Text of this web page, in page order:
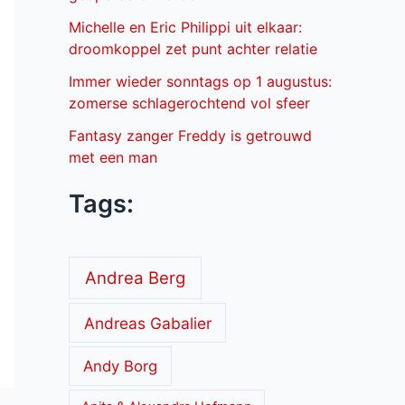
Michelle en Eric Philippi uit elkaar:
droomkoppel zet punt achter relatie
Immer wieder sonntags op 1 augustus:
zomerse schlagerochtend vol sfeer
Fantasy zanger Freddy is getrouwd
met een man
Tags:
Andrea Berg
Andreas Gabalier
Andy Borg